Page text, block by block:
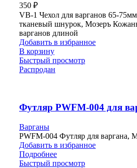
350 ₽
VB-1 Чехол для варганов 65-
тканевый шнурок, Мозеръ
варганов длиной
Добавить в избранное
В корзину
Быстрый просмотр
Распродан
Футляр PWFM-004 для
Варганы
PWFM-004 Футляр для варгана,
Добавить в избранное
Подробнее
Быстрый просмотр